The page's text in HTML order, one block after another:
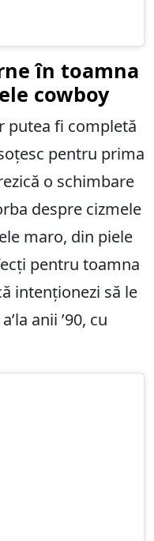
în toamna
cowboy
putea fi completă
pentru prima
o schimbare
despre cizmele
maro, din piele
pentru toamna
intenționezi să le
anii ’90, cu